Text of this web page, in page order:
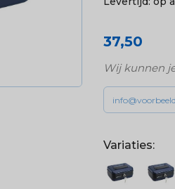
37,50
Wij kunnen
Variaties: